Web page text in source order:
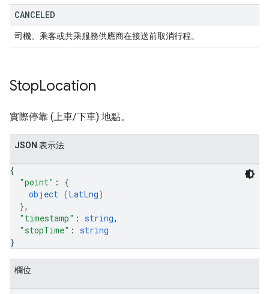
CANCELED
司機、乘客或共乘服務供應商在接送前取消行程。
StopLocation
實際停靠 (上車/下車) 地點。
JSON 表示法
{
"point" : {
object (LatLng)
},
"timestamp" : string,
"stopTime" : string
}
欄位